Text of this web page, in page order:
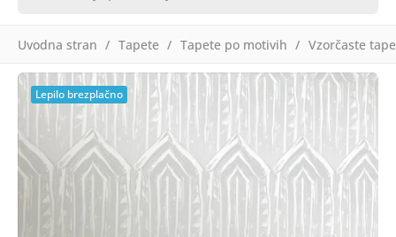
Uvodna stran Tapete Tapete po motivih Vzorčaste
Lepilo brezplačno